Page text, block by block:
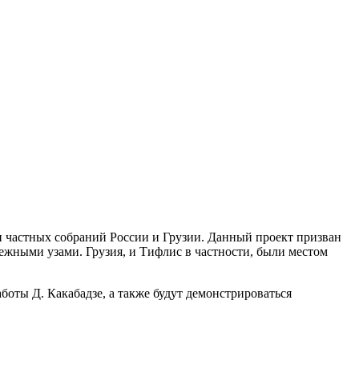
собраний России и Грузии. Данный проект призван
узами. Грузия, и Тифлис в частности, были местом
Д. Какабадзе, а также будут демонстрироваться